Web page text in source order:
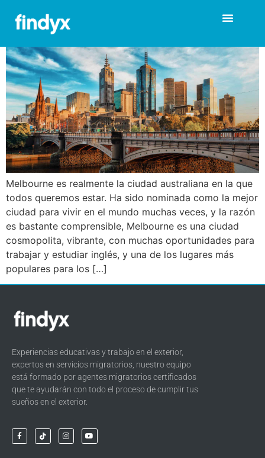
en Melbourne
Melbourne es realmente la ciudad australiana en la que
todos queremos estar. Ha sido nominada como la mejor
ciudad para vivir en el mundo muchas veces, y la razón
es bastante comprensible, Melbourne es una ciudad
cosmopolita, vibrante, con muchas oportunidades para
trabajar y estudiar inglés, y una de los lugares más
populares para los […]
Experiencias educativas y trabajo en el exterior,
expertos en servicios migratorios, nuestro equipo
está formado por agentes migratorios certificados
que te ayudarán con todo el proceso de cumplir tus
sueños en el exterior.